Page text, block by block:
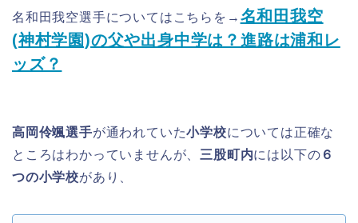
名和田我空選手についてはこちらを→ 名和田我空
(神村学園)の父や出身中学は？進路は浦和レ
ッズ？
高岡伶颯選手が通われていた小学校については正確な
ところはわかっていませんが、 三股町内には以下の ６
つの小学校があり、